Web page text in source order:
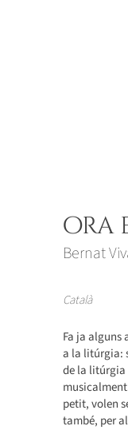
ora
Bernat
Català
Fa ja alguns
a la litúrgia:
de la litúrgia
petit, volen
també, per